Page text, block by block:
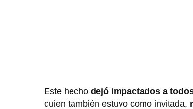
Este hecho dejó impactados a
quien también estuvo como invitada,